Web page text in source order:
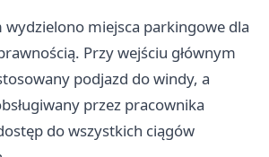
wydzielono miejsca parkingowe dla
Przy wejściu głównym
podjazd do windy, a
przez pracownika
do wszystkich ciągów